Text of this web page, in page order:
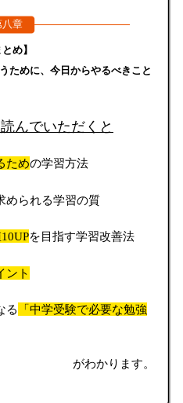
八章
とめ】
ために、今日からやるべきこと
んでいただくと
ための学習方法
められる学習の質
を目指す学習改善法
ント
る
「中学受験で必要な勉強
がわかります。